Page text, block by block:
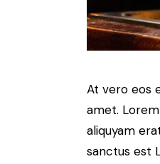
At vero eos
amet.
aliquyam
sanctus est